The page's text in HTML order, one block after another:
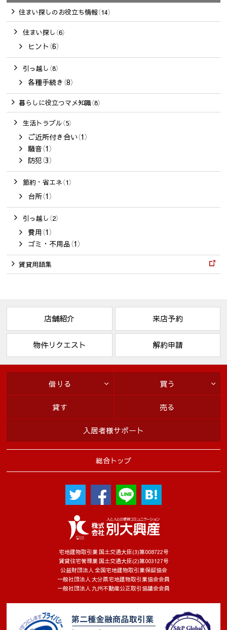
住まい探しのお役立ち情報（14）
住まい探し（6）
ヒント（6）
引っ越し（8）
各種手続き（8）
暮らしに役立つマメ知識（8）
生活トラブル（5）
ご近所付き合い（1）
騒音（1）
防犯（3）
節約・省エネ（1）
台所（1）
引っ越し（2）
費用（1）
ゴミ・不用品（1）
賃貸用語集
店舗紹介 来店予約
物件リクエスト 解約申請
宅地建物取引業 国土交通大臣(3)第008722号
賃貸住宅管理業 国土交通大臣(2)第003127号
公益財団法人 全国宅地建物取引業保証協会
一般社団法人 大分県宅地建物取引業協会会員
一般社団法人 九州不動産公正取引協議会会員
総合トップ
借りる 買う
貸す 売る
入居者様サポート